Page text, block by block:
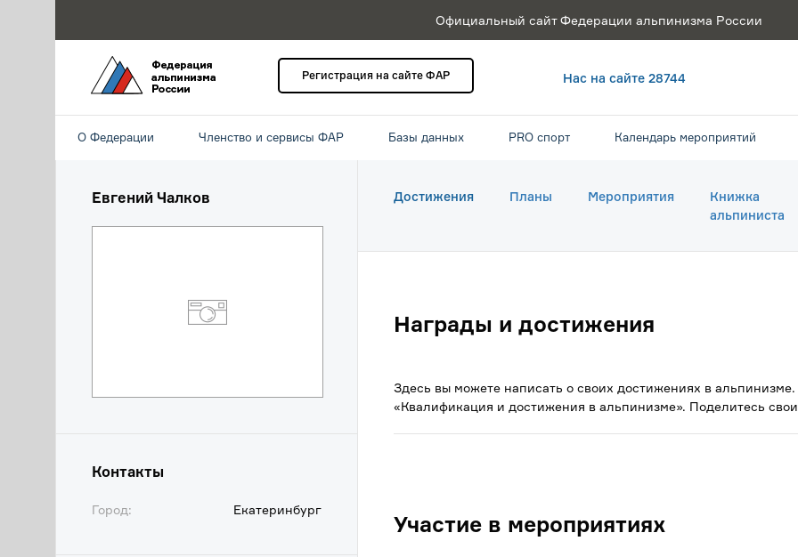
Официальный сайт Федерации альпинизма России
Регистрация на сайте ФАР Нас на сайте 28744
О Федерации Членство и сервисы ФАР Базы данных PRO спорт Календарь мероприятий
Евгений Чалков
Контакты
Город: Екатеринбург
Достижения Планы Мероприятия
Книжка
альпиниста
Награды и достижения
Здесь вы можете написать о своих достижениях в
«Квалификация и достижения в альпинизме». Поделитесь
Участие в мероприятиях